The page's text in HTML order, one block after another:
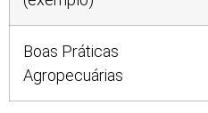
Boas Práticas
Agropecuárias